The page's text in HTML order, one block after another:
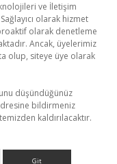
ve İletişim
olarak hizmet
olarak denetleme
Ancak, üyelerimiz
olup, siteye üye olarak
düşündüğünüz
bildirmeniz
kaldırılacaktır.